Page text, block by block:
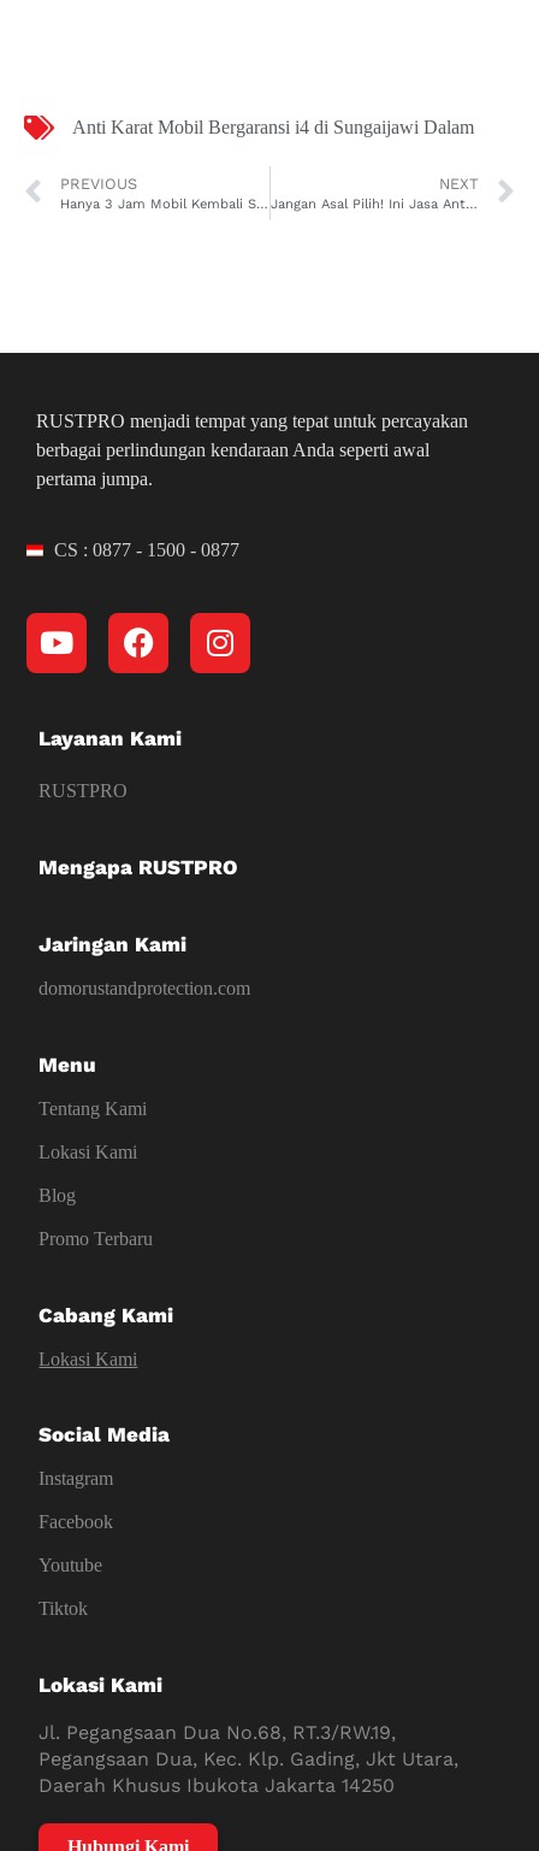
Anti Karat Mobil Bergaransi i4 di Sungaijawi Dalam
PREVIOUS
Hanya 3 Jam Mobil Kembali Seperti Baru dengan Anti Karat Mobil Resmi Seri 3 di Pal Lima
NEXT
Jangan Asal Pilih! Ini Jasa Anti Karat Mobil Resmi Ioniq di Pal Lima yang Terbukti Ampuh Basmi Karat
RUSTPRO menjadi tempat yang tepat untuk percayakan
berbagai perlindungan kendaraan Anda seperti awal
pertama jumpa.
CS : 0877 - 1500 - 0877
Layanan Kami
RUSTPRO
Mengapa RUSTPRO
Jaringan Kami
domorustandprotection.com
Menu
Tentang Kami
Lokasi Kami
Blog
Promo Terbaru
Cabang Kami
Lokasi Kami
Social Media
Instagram
Facebook
Youtube
Tiktok
Lokasi Kami
Jl. Pegangsaan Dua No.68, RT.3/RW.19,
Pegangsaan Dua, Kec. Klp. Gading, Jkt Utara,
Daerah Khusus Ibukota Jakarta 14250